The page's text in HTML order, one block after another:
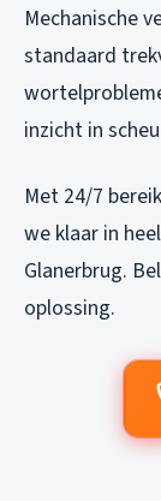
Mechanische
standaard
inzicht in
Met 24/7
we klaar in
Glanerbrug.
oplossing.